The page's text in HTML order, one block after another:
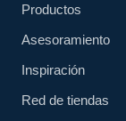
Productos
Asesoramiento
Inspiración
Red de tiendas